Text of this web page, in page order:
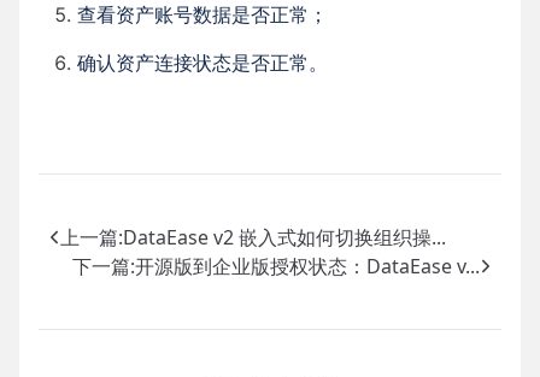
查看资产账号数据是否正常；
确认资产连接状态是否正常。
上一篇:DataEase v2 嵌入式如何切换组织操...
下一篇:开源版到企业版授权状态：DataEase v...